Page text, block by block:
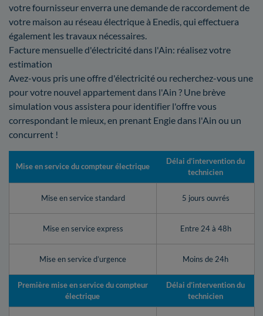
votre fournisseur enverra une demande de raccordement de
votre maison au réseau électrique à Enedis, qui effectuera
également les travaux nécessaires.
Facture mensuelle d'électricité dans l'Ain: réalisez votre
estimation
Avez-vous pris une offre d'électricité ou recherchez-vous une
pour votre nouvel appartement dans l'Ain ? Une brève
simulation vous assistera pour identifier l'offre vous
correspondant le mieux, en prenant Engie dans l'Ain ou un
concurrent !
Mise en service du compteur électrique
Délai d’intervention du
technicien
Mise en service standard 5 jours ouvrés
Mise en service express Entre 24 à 48h
Mise en service d’urgence Moins de 24h
Première mise en service du compteur
électrique
Délai d’intervention du
technicien